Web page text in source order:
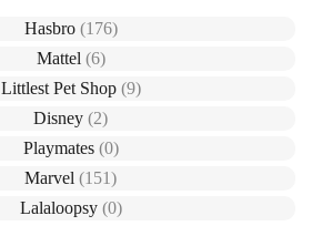
Hasbro (176)
Mattel (6)
Littlest Pet Shop (9)
Disney(2)
Playmates (0)
Marvel(151)
Lalaloopsy (0)